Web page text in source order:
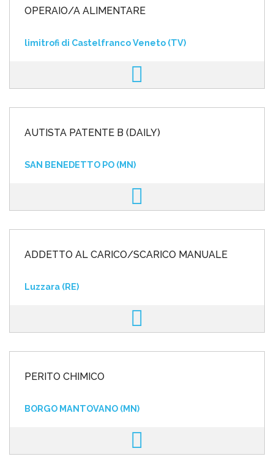
OPERAIO/A ALIMENTARE
limitrofi di Castelfranco Veneto (TV)
AUTISTA PATENTE B (DAILY)
SAN BENEDETTO PO (MN)
ADDETTO AL CARICO/SCARICO MANUALE
Luzzara (RE)
PERITO CHIMICO
BORGO MANTOVANO (MN)